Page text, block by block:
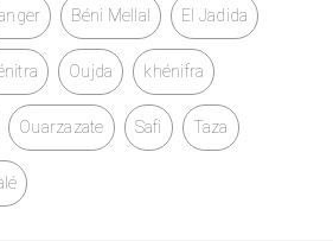
Béni Mellal El Jadida
Oujda khénifra
Ouarzazate Safi Taza